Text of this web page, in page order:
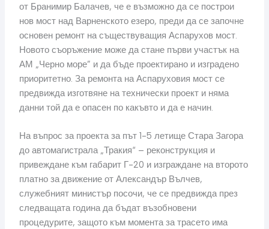
от Бранимир Балачев, че е възможно да се построи
нов мост над Варненското езеро, преди да се започне
основен ремонт на съществуващия Аспарухов мост.
Новото съоръжение може да стане първи участък на
АМ „Черно море” и да бъде проектирано и изградено
приоритетно. За ремонта на Аспаруховия мост се
предвижда изготвяне на технически проект и няма
данни той да е опасен по какъвто и да е начин.
На въпрос за проекта за път 1-5 летище Стара Загора
до автомагистрала „Тракия“ – реконструкция и
привеждане към габарит Г-20 и изграждане на второто
платно за движение от Александър Вълчев,
служебният министър посочи, че се предвижда през
следващата година да бъдат възобновени
процедурите, защото към момента за трасето има